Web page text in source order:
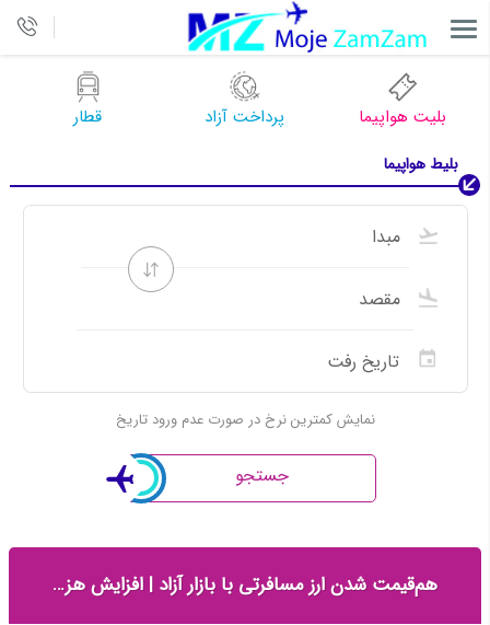
بلیت هواپیما پرداخت آزاد قطار
بلیط هواپیما
نمایش کمترین نرخ در صورت عدم ورود تاریخ
جستجو
هم‌قیمت شدن ارز مسافرتی با بازار آزاد | افزایش هزینه سفرهای خارجی از امروز